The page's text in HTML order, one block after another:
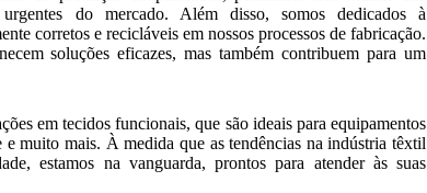
do mercado. Além disso, somos dedicados à
corretos e recicláveis ​​em nossos processos de fabricação.
soluções eficazes, mas também contribuem para um
em tecidos funcionais, que são ideais para equipamentos
muito mais. À medida que as tendências na indústria têxtil
estamos na vanguarda, prontos para atender às suas